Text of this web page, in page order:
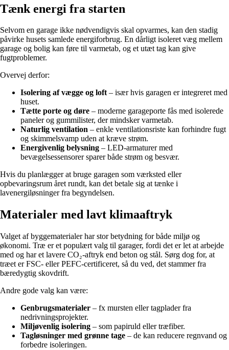
Tænk energi fra starten
Selvom en garage ikke nødvendigvis skal opvarmes, kan den stadig
påvirke husets samlede energiforbrug. En dårligt isoleret væg mellem
garage og bolig kan føre til varmetab, og et utæt tag kan give
fugtproblemer.
Overvej derfor:
Isolering af vægge og loft– især hvis garagen er integreret med
huset.
Tætte porte og døre – moderne garageporte fås med isolerede
paneler og gummilister, der mindsker varmetab.
Naturlig ventilation – enkle ventilationsriste kan forhindre fugt
og skimmelsvamp uden at kræve strøm.
Energivenlig belysning – LED-armaturer med
bevægelsessensorer sparer både strøm og besvær.
Hvis du planlægger at bruge garagen som værksted eller
opbevaringsrum året rundt, kan det betale sig at tænke i
lavenergiløsninger fra begyndelsen.
Materialer med lavt klimaaftryk
Valget af byggematerialer har stor betydning for både miljø og
økonomi. Træ er et populært valg til garager, fordi det er let at arbejde
med og har et lavere CO₂-aftryk end beton og stål. Sørg dog for, at
træet er FSC- eller PEFC-certificeret, så du ved, det stammer fra
bæredygtig skovdrift.
Andre gode valg kan være:
Genbrugsmaterialer – fx mursten eller tagplader fra
nedrivningsprojekter.
Miljøvenlig isolering – som papiruld eller træfiber.
Tagløsninger med grønne tage – de kan reducere regnvand og
forbedre isoleringen.